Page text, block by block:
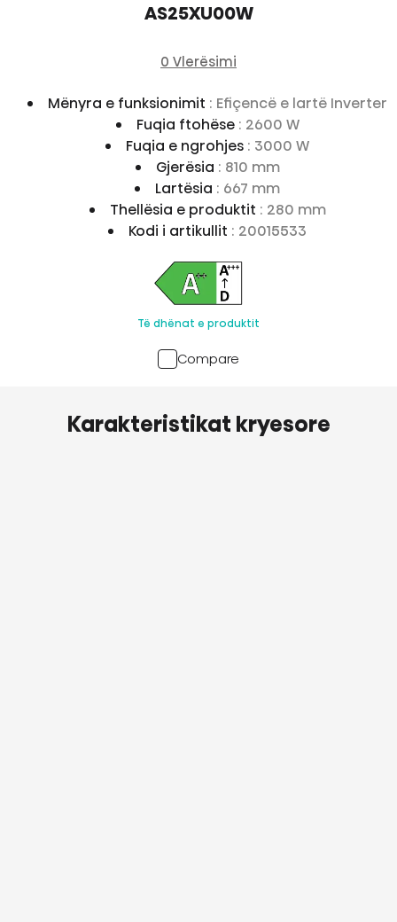
AS25XU00W
0 Vlerësimi
Mënyra e funksionimit : Efiçencë e lartë Inverter
Fuqia ftohëse : 2600 W
Fuqia e ngrohjes : 3000 W
Gjerësia : 810 mm
Lartësia : 667 mm
Thellësia e produktit : 280 mm
Kodi i artikullit : 20015533
Të dhënat e produktit
Compare
Karakteristikat kryesore